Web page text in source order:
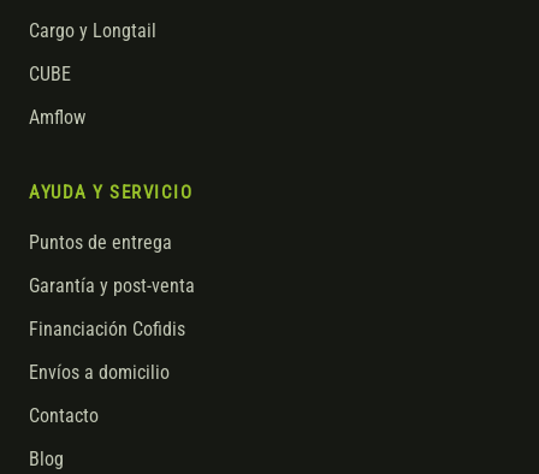
Cargo y Longtail
CUBE
Amflow
AYUDA Y SERVICIO
Puntos de entrega
Garantía y post-venta
Financiación Cofidis
Envíos a domicilio
Contacto
Blog